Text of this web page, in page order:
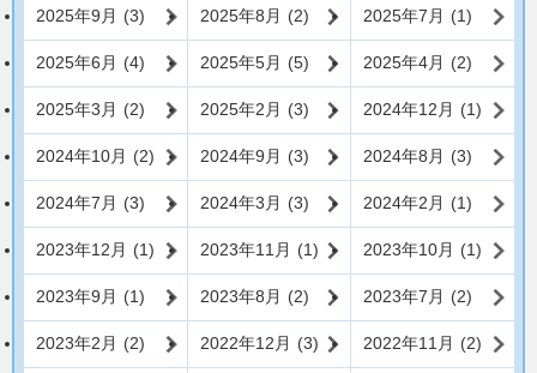
2025年9月 (3) 2025年8月 (2) 2025年7月 (1)
2025年6月 (4) 2025年5月 (5) 2025年4月 (2)
2025年3月 (2) 2025年2月 (3) 2024年12月 (1)
2024年10月 (2) 2024年9月 (3) 2024年8月 (3)
2024年7月 (3) 2024年3月 (3) 2024年2月 (1)
2023年12月 (1) 2023年11月 (1) 2023年10月 (1)
2023年9月 (1) 2023年8月 (2) 2023年7月 (2)
2023年2月 (2) 2022年12月 (3) 2022年11月 (2)